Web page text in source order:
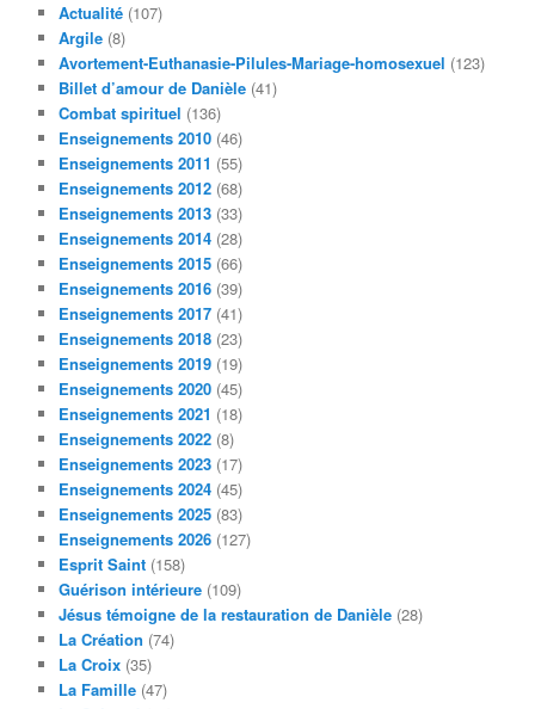
c
h
e
Actualité (107)
Argile (8)
Avortement-Euthanasie-Pilules-Mariage-homosexuel (123)
Billet d’amour de Danièle (41)
Combat spirituel (136)
Enseignements 2010 (46)
Enseignements 2011 (55)
Enseignements 2012 (68)
Enseignements 2013 (33)
Enseignements 2014 (28)
Enseignements 2015 (66)
Enseignements 2016 (39)
Enseignements 2017 (41)
Enseignements 2018 (23)
Enseignements 2019 (19)
Enseignements 2020 (45)
Enseignements 2021 (18)
Enseignements 2022 (8)
Enseignements 2023 (17)
Enseignements 2024 (45)
Enseignements 2025 (83)
Enseignements 2026 (127)
Esprit Saint (158)
Guérison intérieure (109)
Jésus témoigne de la restauration de Danièle (28)
La Création (74)
La Croix (35)
La Famille (47)